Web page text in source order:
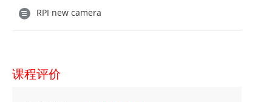
RPI new camera
课程评价